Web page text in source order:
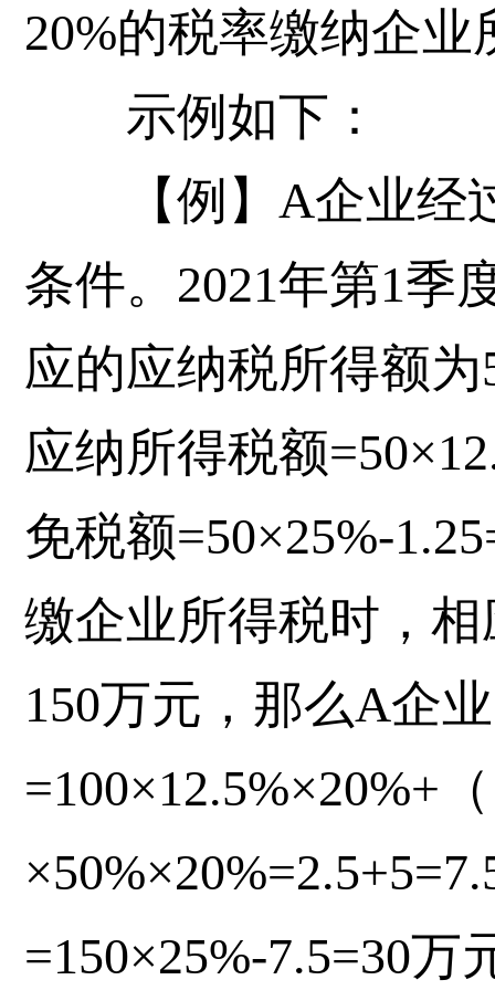
20%的税率缴纳企业
示例如下：
【例】A企业经
条件。2021年第1季
应的应纳税所得额
应纳所得税额
免税额=50×25%-
缴企业所得税时，
150万元，那么A企
=100×12.5%×20%+
=150×25%-7.5=30万